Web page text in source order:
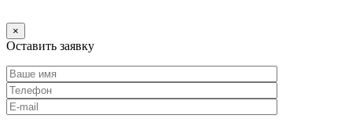
×
Оставить заявку